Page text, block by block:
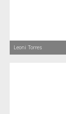
Leoni Torres